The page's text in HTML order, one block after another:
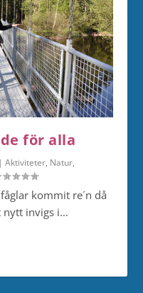
för alla
|Aktiviteter, Natur,
kommit re´n då
invigs i...